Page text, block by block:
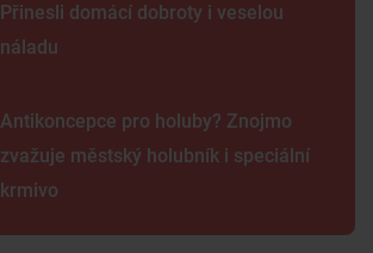
Přinesli domácí dobroty i veselou
náladu
Antikoncepce pro holuby? Znojmo
zvažuje městský holubník i speciální
krmivo